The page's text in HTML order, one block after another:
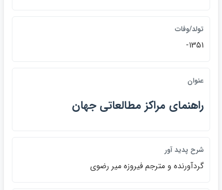
تولد/وفات
1351-
عنوان
راهنماي مراكز مطالعاتي جهان
شرح پديد آور
گردآورنده و مترجم فيروزه مير رضوي